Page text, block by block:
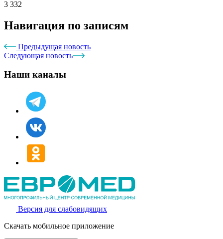
3 332
Навигация по записям
Предыдущая новость
Следующая новость
Наши каналы
Версия для слабовидящих
Скачать мобильное приложение